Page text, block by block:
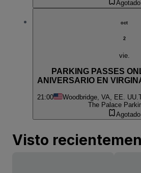
Agotado
oct
2
vie.
PARKING PASSES
ANIVERSARIO EN
21:00 Woodbridge, VA, EE. UU.
The Palace
Agotado
Visto